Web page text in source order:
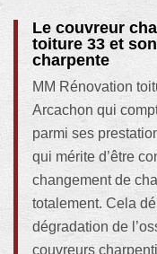
Le couvreur
toiture 33 et
charpente
MM Rénovation
Arcachon qui
parmi ses
qui mérite d’être
changement de
totalement. Cela
dégradation de
couvreurs